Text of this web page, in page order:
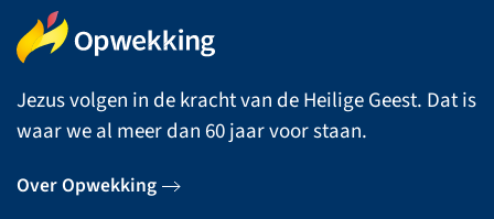
Jezus volgen in de kracht van de Heilige Geest. Dat is
waar we al meer dan 60 jaar voor staan.
Over Opwekking